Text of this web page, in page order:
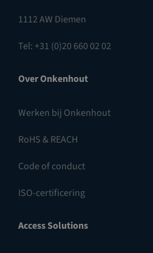
1112 AW Diemen
Tel: +31 (0)20 660 02 02
Over Onkenhout
Werken bij Onkenhout
RoHS & REACH
Code of conduct
ISO-certificering
Access Solutions